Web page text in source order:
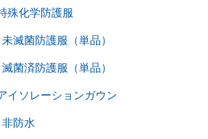
殊化学防護服
未滅菌防護服（単品）
滅菌済防護服（単品）
イソレーションガウン
非防水